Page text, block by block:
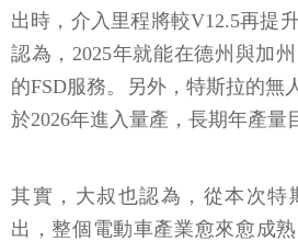
出時，介入里程將較V12.5再提
認為，2025年就能在德州與加
的FSD服務。另外，特斯拉的無
於2026年進入量產，長期年產量
其實，大叔也認為，從本次特
出，整個電動車產業愈來愈成